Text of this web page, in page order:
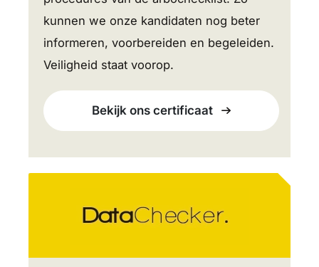
kunnen we onze kandidaten nog beter
informeren, voorbereiden en begeleiden.
Veiligheid staat voorop.
Bekijk ons certificaat